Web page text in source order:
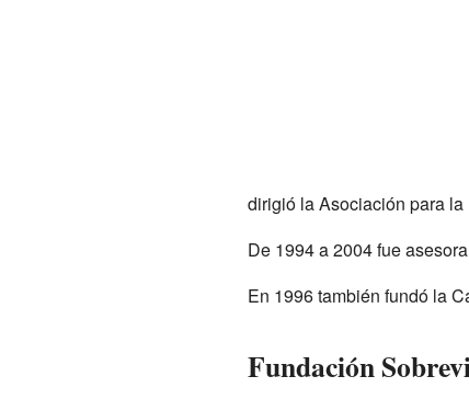
dirigió la Asociación para
De 1994 a 2004 fue
En 1996 también fundó la
Fundación